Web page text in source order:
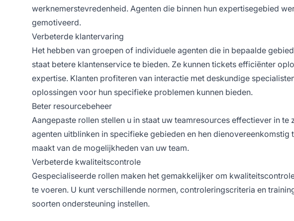
werknemerstevredenheid. Agenten die binnen hun expertisegebied
gemotiveerd.
Verbeterde klantervaring
Het hebben van groepen of individuele agenten die in bepaalde
staat betere klantenservice te bieden. Ze kunnen tickets efficiënter
expertise. Klanten profiteren van interactie met deskundige
oplossingen voor hun specifieke problemen kunnen bieden.
Beter resourcebeheer
Aangepaste rollen stellen u in staat uw teamresources effectiever in
agenten uitblinken in specifieke gebieden en hen
maakt van de mogelijkheden van uw team.
Verbeterde kwaliteitscontrole
Gespecialiseerde rollen maken het gemakkelijker om
te voeren. U kunt verschillende normen, controleringscriteria en
soorten ondersteuning instellen.